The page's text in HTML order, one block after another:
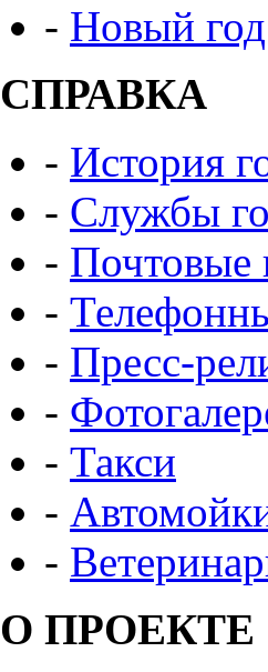
- Новый год
СПРАВКА
- История
- Службы
- Почтовые
-
- Пресс-
-
- Такси
-
-
О ПРОЕКТЕ